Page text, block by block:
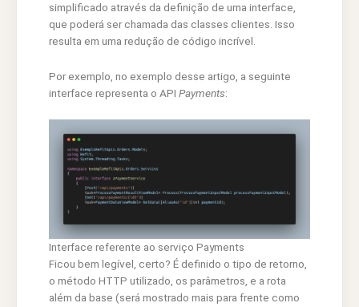
simplificado através da definição de uma interface,
que poderá ser chamada das classes clientes. Isso
resulta em uma redução de código incrível.
Por exemplo, no exemplo desse artigo, a seguinte
interface representa o API Payments:
Interface referente ao serviço Payments
Ficou bem legível, certo? É definido o tipo de retorno,
o método HTTP utilizado, os parâmetros, e a rota
além da base (será mostrado mais para frente como